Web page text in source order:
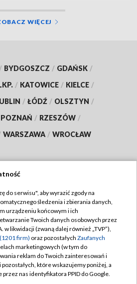
WIĘCEJ
/ BYDGOSZCZ / GDAŃSK /
/ KATOWICE / KIELCE /
/ ŁÓDŹ / OLSZTYN /
POZNAŃ / RZESZÓW /
WARSZAWA / WROCŁAW
TVP
Cyfrowa
Regulamin TVP
prywatności
Moje zgody
Pomoc
do serwisu", aby wyrazić zgody na
śledzenia i zbierania danych,
urządzeniu końcowym i ich
Twoich danych osobowych przez
w likwidacji (zwaną dalej również „TVP”),
firm) oraz pozostałych Zaufanych
marketingowych (w tym do
reklam do Twoich zainteresowań i
które wskazujemy poniżej, a
nas identyfikatora PPID do Google.